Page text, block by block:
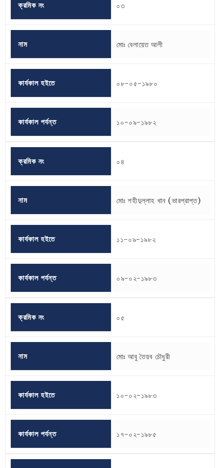
ক্রমিক নং ০৩
নাম মোঃ বেলায়েত আলী
কার্যকাল হইতে ০৮-০৫-১৯৮০
কার্যকাল পর্যন্ত ১০-০৯-১৯৮২
ক্রমিক নং ০৪
নাম মোঃ শহীদুল্লাহ খান (ভারপ্রাপ্ত)
কার্যকাল হইতে ১১-০৯-১৯৮২
কার্যকাল পর্যন্ত ০৯-০২-১৯৮৩
ক্রমিক নং ০৫
নাম মোঃ আবু তৈয়ব চৌধুরী
কার্যকাল হইতে ১০-০২-১৯৮৩
কার্যকাল পর্যন্ত ১৭-০২-১৯৮৫